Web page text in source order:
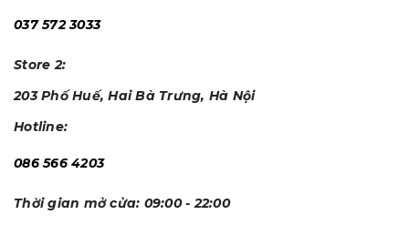
037 572 3033
Store 2:
203 Phố Huế, Hai Bà Trưng, Hà Nội
Hotline:
086 566 4203
Thời gian mở cửa: 09:00 - 22:00